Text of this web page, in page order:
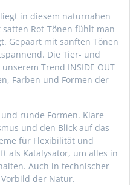
in diesem naturnahen
Rot-Tönen fühlt man
Gepaart mit sanften Tönen
Die Tier- und
Trend INSIDE OUT
Farben und Formen der
runde Formen. Klare
und den Blick auf das
für Flexibilität und
als Katalysator, um alles in
Auch in technischer
der Natur.